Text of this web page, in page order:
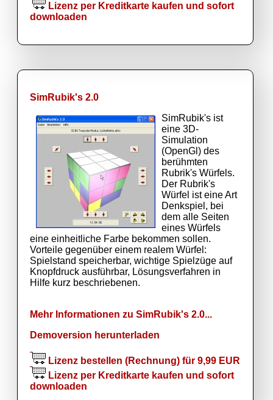
Lizenz per Kreditkarte kaufen und sofort
downloaden
SimRubik's 2.0
SimRubik's ist
eine 3D-
Simulation
(OpenGl) des
berühmten
Rubrik's Würfels.
Der Rubrik's
Würfel ist eine Art
Denkspiel, bei
dem alle Seiten
eines Würfels
eine einheitliche Farbe bekommen sollen.
Vorteile gegenüber einem realem Würfel:
Spielstand speicherbar, wichtige Spielzüge auf
Knopfdruck ausführbar, Lösungsverfahren in
Hilfe kurz beschriebenen.
Mehr Informationen zu SimRubik's 2.0...
Demoversion herunterladen
Lizenz bestellen (Rechnung) für 9,99 EUR
Lizenz per Kreditkarte kaufen und sofort
downloaden